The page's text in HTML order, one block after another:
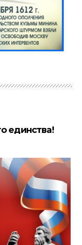
единства!